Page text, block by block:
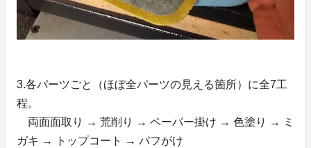
3.各パーツごと（ほぼ全パーツの見える箇所）に全7工
程。
両面面取り → 荒削り → ペーパー掛け → 色塗り → ミ
ガキ → トップコート → バフがけ